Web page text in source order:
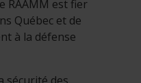
RAAMM est fier
Québec et de
à la défense